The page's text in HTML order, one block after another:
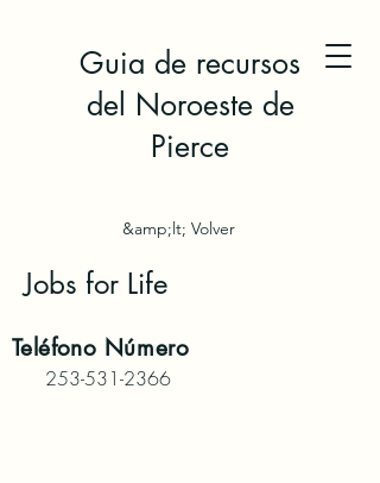
Guia de recursos
del Noroeste de
Pierce
&amp;lt; Volver
Jobs for Life
Teléfono Número
253-531-2366